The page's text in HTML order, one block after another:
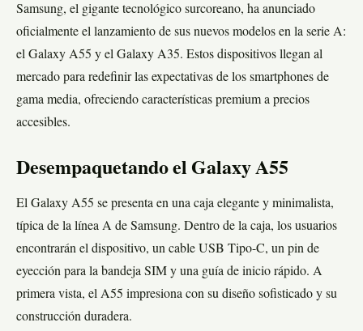
Samsung, el gigante tecnológico surcoreano, ha anunciado
oficialmente el lanzamiento de sus nuevos modelos en la serie A:
el Galaxy A55 y el Galaxy A35. Estos dispositivos llegan al
mercado para redefinir las expectativas de los smartphones de
gama media, ofreciendo características premium a precios
accesibles.
Desempaquetando el Galaxy A55
El Galaxy A55 se presenta en una caja elegante y minimalista,
típica de la línea A de Samsung. Dentro de la caja, los usuarios
encontrarán el dispositivo, un cable USB Tipo-C, un pin de
eyección para la bandeja SIM y una guía de inicio rápido. A
primera vista, el A55 impresiona con su diseño sofisticado y su
construcción duradera.